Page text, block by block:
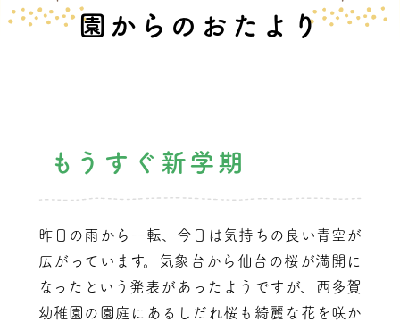
園からのおたより
もうすぐ新学期
昨日の雨から一転、今日は気持ちの良い青空が
広がっています。気象台から仙台の桜が満開に
なったという発表があったようですが、西多賀
幼稚園の園庭にあるしだれ桜も綺麗な花を咲か